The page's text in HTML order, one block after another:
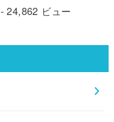
- 24,862 ビュー